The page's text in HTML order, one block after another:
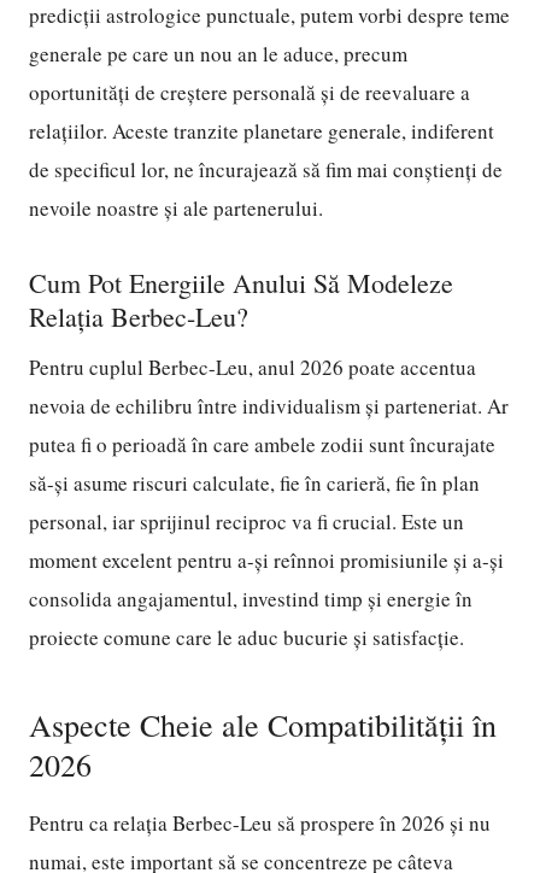
predicții astrologice punctuale, putem vorbi despre teme
generale pe care un nou an le aduce, precum
oportunități de creștere personală și de reevaluare a
relațiilor. Aceste tranzite planetare generale, indiferent
de specificul lor, ne încurajează să fim mai conștienți de
nevoile noastre și ale partenerului.
Cum Pot Energiile Anului Să Modeleze
Relația Berbec-Leu?
Pentru cuplul Berbec-Leu, anul 2026 poate accentua
nevoia de echilibru între individualism și parteneriat. Ar
putea fi o perioadă în care ambele zodii sunt încurajate
să-și asume riscuri calculate, fie în carieră, fie în plan
personal, iar sprijinul reciproc va fi crucial. Este un
moment excelent pentru a-și reînnoi promisiunile și a-și
consolida angajamentul, investind timp și energie în
proiecte comune care le aduc bucurie și satisfacție.
Aspecte Cheie ale Compatibilității în
2026
Pentru ca relația Berbec-Leu să prospere în 2026 și nu
numai, este important să se concentreze pe câteva